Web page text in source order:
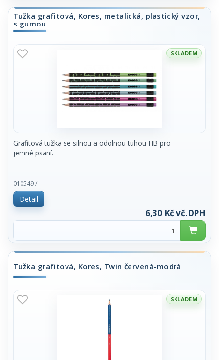
Tužka grafitová, Kores, metalická, plastický vzor,
s gumou
SKLADEM
Grafitová tužka se silnou a odolnou tuhou HB pro
jemné psaní.
010549 /
Detail
6,30 Kč vč.DPH
Tužka grafitová, Kores, Twin červená-modrá
SKLADEM